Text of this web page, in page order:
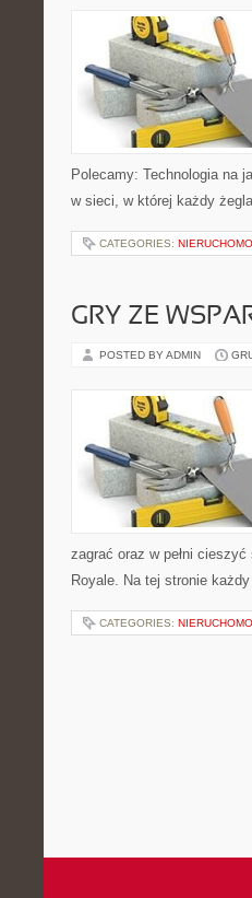
Polecamy: Technologia na
w sieci, w której każdy
CATEGORIES:
GRY ZE
POSTED BY ADMIN
zagrać oraz w pełni
Royale. Na tej stronie
CATEGORIES: